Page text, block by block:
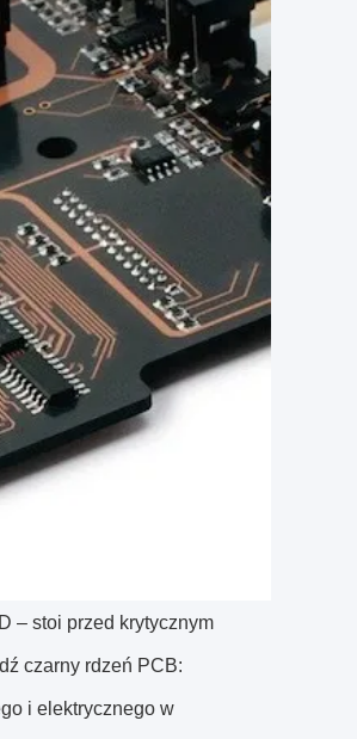
‒ stoi przed krytycznym
czarny rdzeń PCB:
i elektrycznego w